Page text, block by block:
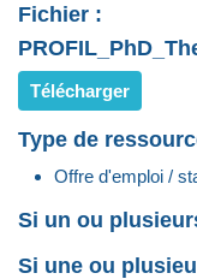
Fichier :
Télécharger
Type de
Offre d'emploi /
Si un ou
Si une ou